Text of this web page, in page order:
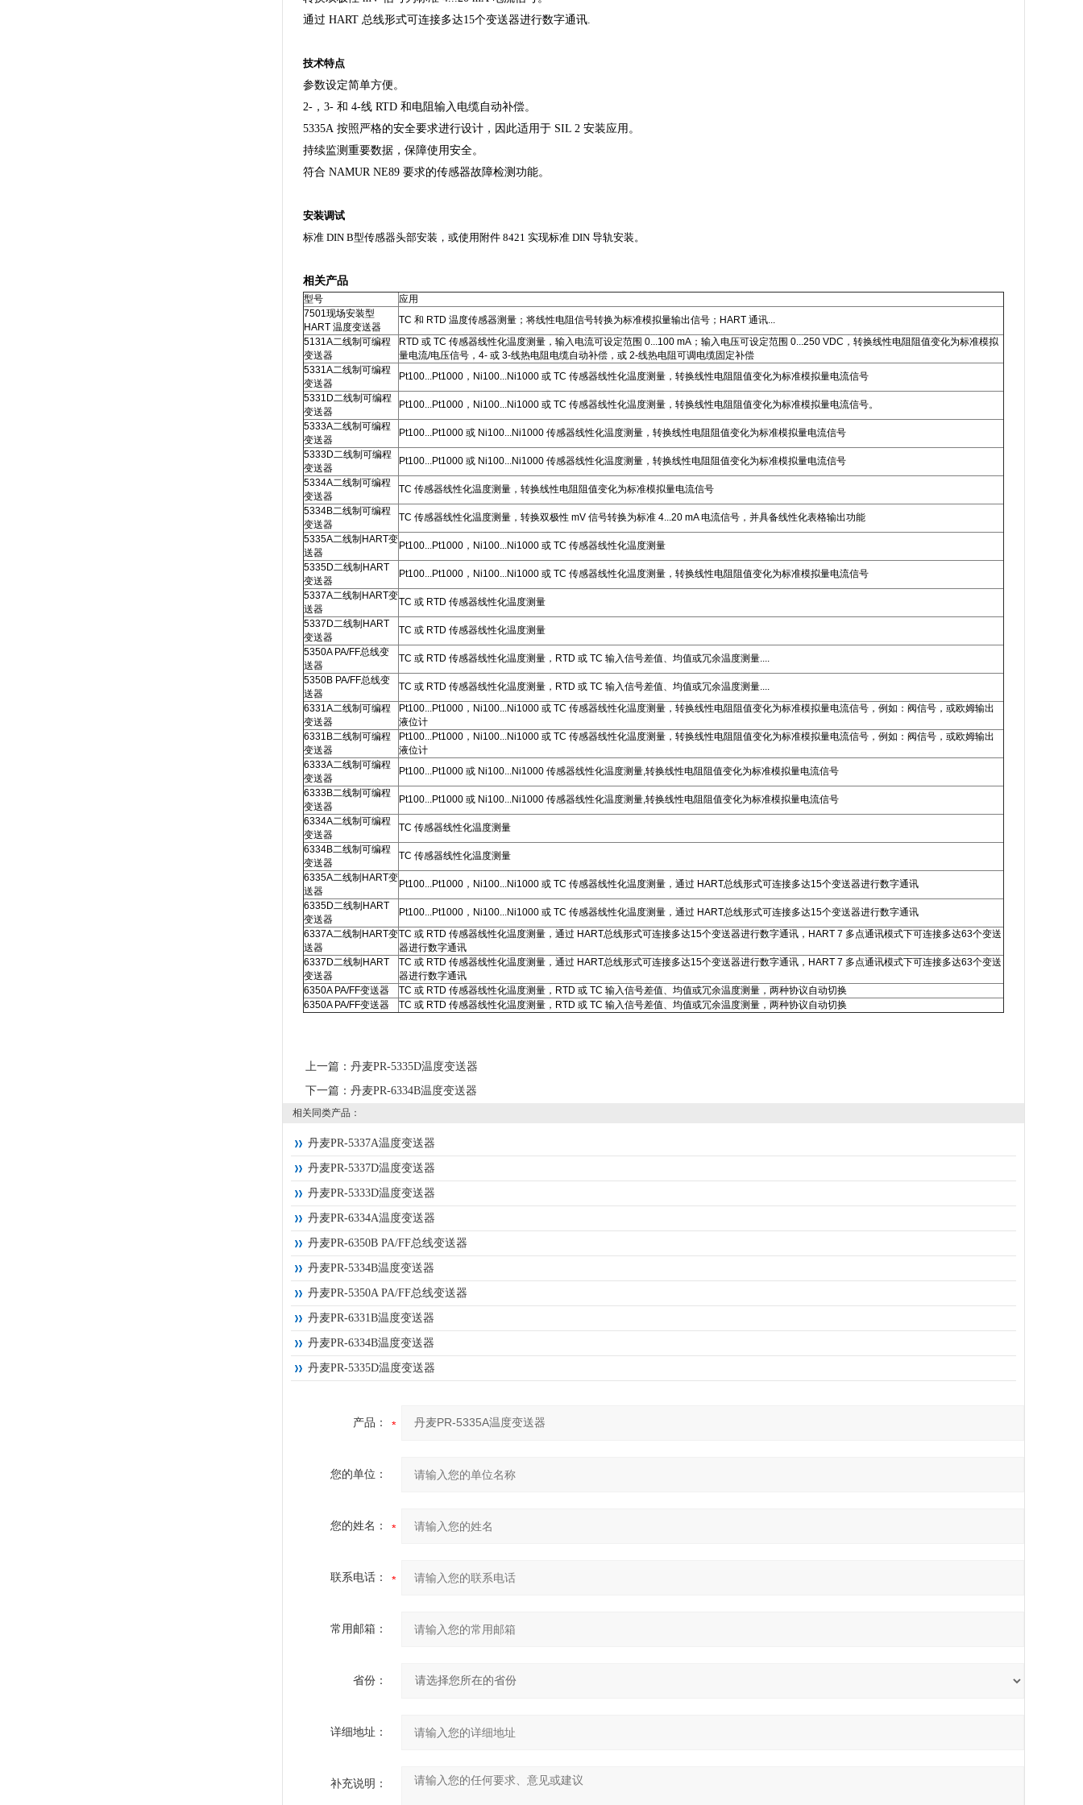
通过 HART 总线形式可连接多达15个变送器进行数字通讯.
技术特点
参数设定简单方便。
2-，3- 和 4-线 RTD 和电阻输入电缆自动补偿。
5335A 按照严格的安全要求进行设计，因此适用于 SIL 2 安装应用。
持续监测重要数据，保障使用安全。
符合 NAMUR NE89 要求的传感器故障检测功能。
安装调试
标准 DIN B型传感器头部安装，或使用附件 8421 实现标准 DIN 导轨安装。
相关产品
型号
应用
7501现场安装型
HART 温度变送器
TC 和 RTD 温度传感器测量；将线性电阻信号转换为标准模拟量输出信号；HART 通讯...
5131A二线制可编程
变送器
RTD 或 TC 传感器线性化温度测量，输入电流可设定范围 0...100 mA；输入电压可设定范围 0...250 VDC，转换线性电阻阻值变化为标准模拟
量电流/电压信号，4- 或 3-线热电阻电缆自动补偿，或 2-线热电阻可调电缆固定补偿
5331A二线制可编程
变送器
Pt100...Pt1000，Ni100...Ni1000 或 TC 传感器线性化温度测量，转换线性电阻阻值变化为标准模拟量电流信号
5331D二线制可编程
变送器
Pt100...Pt1000，Ni100...Ni1000 或 TC 传感器线性化温度测量，转换线性电阻阻值变化为标准模拟量电流信号。
5333A二线制可编程
变送器
Pt100...Pt1000 或 Ni100...Ni1000 传感器线性化温度测量，转换线性电阻阻值变化为标准模拟量电流信号
5333D二线制可编程
变送器
Pt100...Pt1000 或 Ni100...Ni1000 传感器线性化温度测量，转换线性电阻阻值变化为标准模拟量电流信号
5334A二线制可编程
变送器
TC 传感器线性化温度测量，转换线性电阻阻值变化为标准模拟量电流信号
5334B二线制可编程
变送器
TC 传感器线性化温度测量，转换双极性 mV 信号转换为标准 4...20 mA 电流信号，并具备线性化表格输出功能
5335A二线制HART变
送器
Pt100...Pt1000，Ni100...Ni1000 或 TC 传感器线性化温度测量
5335D二线制HART
变送器
Pt100...Pt1000，Ni100...Ni1000 或 TC 传感器线性化温度测量，转换线性电阻阻值变化为标准模拟量电流信号
5337A二线制HART变
送器
TC 或 RTD 传感器线性化温度测量
5337D二线制HART
变送器
TC 或 RTD 传感器线性化温度测量
5350A PA/FF总线变
送器
TC 或 RTD 传感器线性化温度测量，RTD 或 TC 输入信号差值、均值或冗余温度测量....
5350B PA/FF总线变
送器
TC 或 RTD 传感器线性化温度测量，RTD 或 TC 输入信号差值、均值或冗余温度测量....
6331A二线制可编程
变送器
Pt100...Pt1000，Ni100...Ni1000 或 TC 传感器线性化温度测量，转换线性电阻阻值变化为标准模拟量电流信号，例如：阀信号，或欧姆输出
液位计
6331B二线制可编程
变送器
Pt100...Pt1000，Ni100...Ni1000 或 TC 传感器线性化温度测量，转换线性电阻阻值变化为标准模拟量电流信号，例如：阀信号，或欧姆输出
液位计
6333A二线制可编程
变送器
Pt100...Pt1000 或 Ni100...Ni1000 传感器线性化温度测量,转换线性电阻阻值变化为标准模拟量电流信号
6333B二线制可编程
变送器
Pt100...Pt1000 或 Ni100...Ni1000 传感器线性化温度测量,转换线性电阻阻值变化为标准模拟量电流信号
6334A二线制可编程
变送器
TC 传感器线性化温度测量
6334B二线制可编程
变送器
TC 传感器线性化温度测量
6335A二线制HART变
送器
Pt100...Pt1000，Ni100...Ni1000 或 TC 传感器线性化温度测量，通过 HART总线形式可连接多达15个变送器进行数字通讯
6335D二线制HART
变送器
Pt100...Pt1000，Ni100...Ni1000 或 TC 传感器线性化温度测量，通过 HART总线形式可连接多达15个变送器进行数字通讯
6337A二线制HART变
送器
TC 或 RTD 传感器线性化温度测量，通过 HART总线形式可连接多达15个变送器进行数字通讯，HART 7 多点通讯模式下可连接多达63个变送
器进行数字通讯
6337D二线制HART
变送器
TC 或 RTD 传感器线性化温度测量，通过 HART总线形式可连接多达15个变送器进行数字通讯，HART 7 多点通讯模式下可连接多达63个变送
器进行数字通讯
6350A PA/FF变送器
TC 或 RTD 传感器线性化温度测量，RTD 或 TC 输入信号差值、均值或冗余温度测量，两种协议自动切换
6350A PA/FF变送器
TC 或 RTD 传感器线性化温度测量，RTD 或 TC 输入信号差值、均值或冗余温度测量，两种协议自动切换
上一篇： 丹麦PR-5335D温度变送器
下一篇： 丹麦PR-6334B温度变送器
相关同类产品：
丹麦PR-5337A温度变送器
丹麦PR-5337D温度变送器
丹麦PR-5333D温度变送器
丹麦PR-6334A温度变送器
丹麦PR-6350B PA/FF总线变送器
丹麦PR-5334B温度变送器
丹麦PR-5350A PA/FF总线变送器
丹麦PR-6331B温度变送器
丹麦PR-6334B温度变送器
丹麦PR-5335D温度变送器
产品：
您的单位：
您的姓名：
联系电话：
常用邮箱：
省份：
详细地址：
补充说明：